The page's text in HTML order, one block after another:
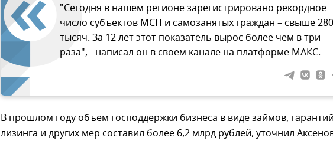
"Сегодня в нашем регионе зарегистрировано рекордное
число субъектов МСП и самозанятых граждан – свыше 280
тысяч. За 12 лет этот показатель вырос более чем в три
раза", - написал он в своем канале на платформе МАКС.
В прошлом году объем господдержки бизнеса в виде займов,
лизинга и других мер составил более 6,2 млрд рублей, уточнил